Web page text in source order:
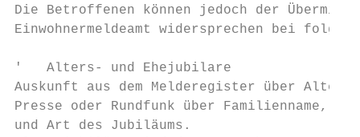
Die Betroffenen können jedoch der
Einwohnermeldeamt widersprechen bei
'   Alters- und Ehejubilare
Auskunft aus dem Melderegister über
Presse oder Rundfunk über Familienname,
und Art des Jubiläums.